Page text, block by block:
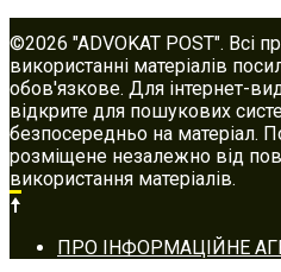
©2026 "ADVOKAT POST". Всі
використанні матеріалів
обов'язкове. Для інтернет-
відкрите для пошукових
безпосередньо на матеріал.
розміщене незалежно від
використання матеріалів.
Footer
navigation
ПРО ІНФОРМАЦІЙНЕ